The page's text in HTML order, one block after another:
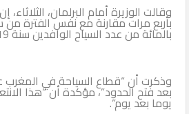
وقالت الوزيرة أمام البرلمان،
بالمائة من عدد السياح الوافدين سنة 2019.
وذكرت أن “قطاع السياحة في المغرب
بعد فتح الحدود”، مؤكدة أن “هذا
يوما بعد يوم”.